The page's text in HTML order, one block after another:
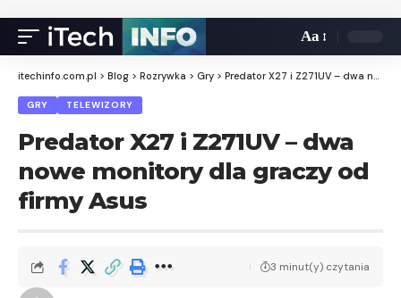
Aa
itechinfo.com.pl > Blog > Rozrywka > Gry > Predator X27 i Z271UV – dwa nowe monitory dla graczy od firmy Asus
GRY TELEWIZORY
Predator X27 i Z271UV – dwa
nowe monitory dla graczy od
firmy Asus
3 minut(y) czytania